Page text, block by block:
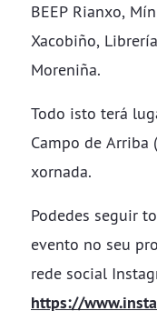
BEEP Rianxo,
Xacobiño,
Moreniña.
Todo isto terá
Campo de Arriba
xornada.
Podedes seguir
evento no seu
rede social
https://